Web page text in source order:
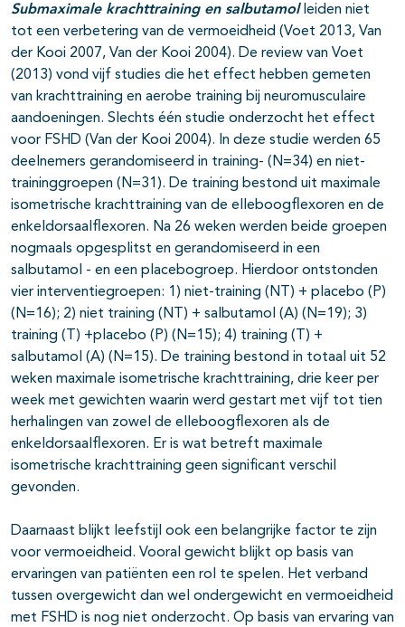
Submaximale krachttraining en salbutamolleiden niet
tot een verbetering van de vermoeidheid (Voet 2013, Van
der Kooi 2007, Van der Kooi 2004). De review van Voet
(2013) vond vijf studies die het effect hebben gemeten
van krachttraining en aerobe training bij neuromusculaire
aandoeningen. Slechts één studie onderzocht het effect
voor FSHD (Van der Kooi 2004). In deze studie werden 65
deelnemers gerandomiseerd in training- (N=34) en niet-
traininggroepen (N=31). De training bestond uit maximale
isometrische krachttraining van de elleboogflexoren en de
enkeldorsaalflexoren. Na 26 weken werden beide groepen
nogmaals opgesplitst en gerandomiseerd in een
salbutamol - en een placebogroep. Hierdoor ontstonden
vier interventiegroepen: 1) niet-training (NT) + placebo (P)
(N=16); 2) niet training (NT) + salbutamol (A) (N=19); 3)
training (T) +placebo (P) (N=15); 4) training (T) +
salbutamol (A) (N=15). De training bestond in totaal uit 52
weken maximale isometrische krachttraining, drie keer per
week met gewichten waarin werd gestart met vijf tot tien
herhalingen van zowel de elleboogflexoren als de
enkeldorsaalflexoren. Er is wat betreft maximale
isometrische krachttraining geen significant verschil
gevonden.
Daarnaast blijkt leefstijl ook een belangrijke factor te zijn
voor vermoeidheid. Vooral gewicht blijkt op basis van
ervaringen van patiënten een rol te spelen. Het verband
tussen overgewicht dan wel ondergewicht en vermoeidheid
met FSHD is nog niet onderzocht. Op basis van ervaring van